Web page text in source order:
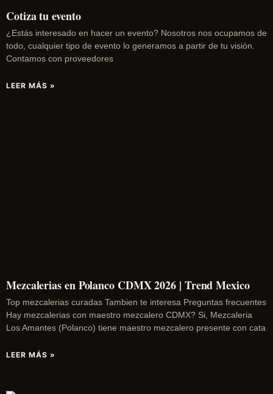
Cotiza tu evento
¿Estás interesado en hacer un evento? Nosotros nos ocupamos de
todo, cualquier tipo de evento lo generamos a partir de tu visión.
Contamos con proveedores
LEER MÁS »
Mezcalerias en Polanco CDMX 2026 | Trend Mexico
Top mezcalerias curadas Tambien te interesa Preguntas frecuentes
Hay mezcalerias con maestro mezcalero CDMX? Si, Mezcaleria
Los Amantes (Polanco) tiene maestro mezcalero presente con cata
LEER MÁS »